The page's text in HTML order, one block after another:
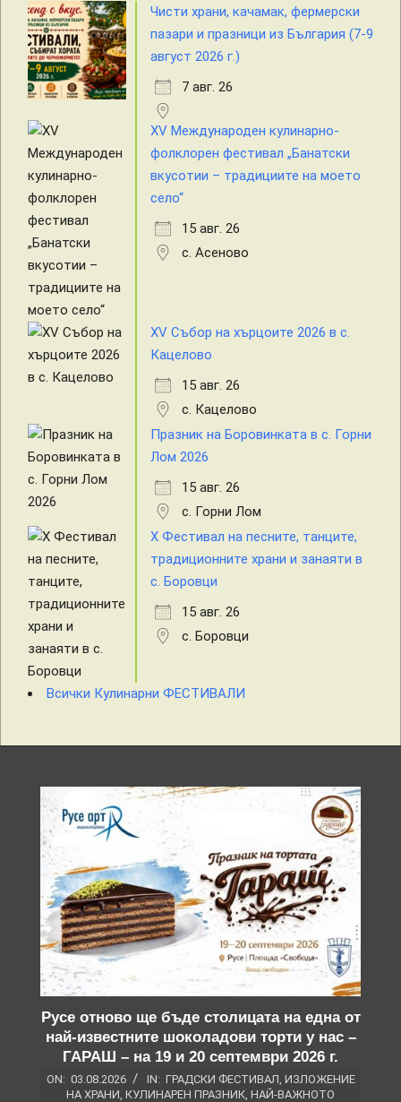
Чисти храни, качамак, фермерски
пазари и празници из България (7-9
август 2026 г.)
7 авг. 26
XV Международен кулинарно-
фолклорен фестивал „Банатски
вкусотии – традициите на моето
село“
15 авг. 26
с. Асеново
XV Събор на хърцоите 2026 в с.
Кацелово
15 авг. 26
с. Кацелово
Празник на Боровинката в с. Горни
Лом 2026
15 авг. 26
с. Горни Лом
X Фестивал на песните, танците,
традиционните храни и занаяти в
с. Боровци
15 авг. 26
с. Боровци
Всички Кулинарни ФЕСТИВАЛИ
Русе отново ще бъде столицата на една от
най-известните шоколадови торти у нас –
ГАРАШ – на 19 и 20 септември 2026 г.
ON: 03.08.2026 IN: ГРАДСКИ ФЕСТИВАЛ ИЗЛОЖЕНИЕ
НА ХРАНИ КУЛИНАРЕН ПРАЗНИК НАЙ-ВАЖНОТО